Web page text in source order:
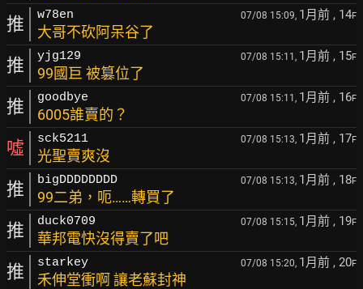
推 w78en 07/08 15:09, 1月前 , 14F
大哥不砍阿呆谷了
推 yjg129 07/08 15:11, 1月前 , 15F
99國巨 被篡位了
推 goodbye 07/08 15:11, 1月前 , 16F
6005誰賣的？
噓 sck5211 07/08 15:13, 1月前 , 17F
光聖賣爽沒
推 bigDDDDDDDD 07/08 15:13, 1月前 , 18F
99二弟，呃……轉買了
推 duck0709 07/08 15:15, 1月前 , 19F
華邦電快沒得賣了吧
推 starkey 07/08 15:20, 1月前 , 20F
禾伸堂衝啊 讓老蘇封神